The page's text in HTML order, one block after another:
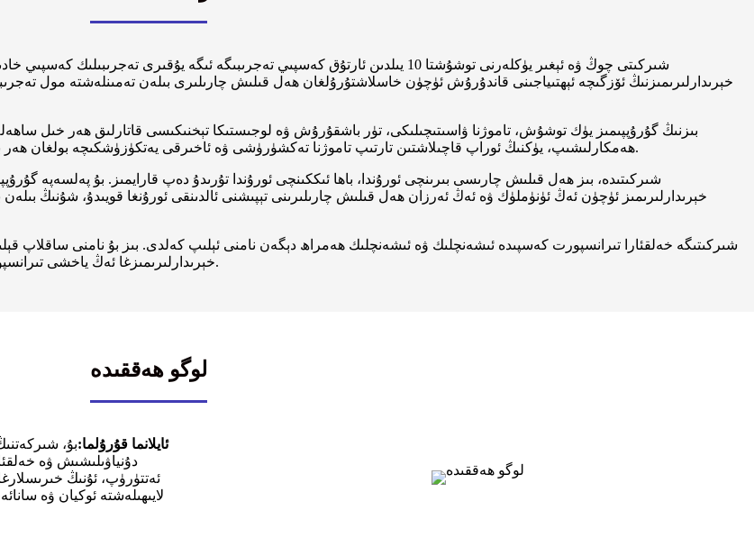
خېرىدارلىرىمىزنىڭ ئۆزگىچە ئېھتىياجىنى قاندۇرۇش ئۈچۈن خاسلاشتۇرۇلغان ھەل قىلىش چارىلىرى بىلەن تەمىنلەشتە مول
بىزنىڭ گۇرۇپپىمىز يۈك توشۇش، تاموژنا ۋاسىتىچىلىكى، تۈر باشقۇرۇش ۋە لوجىستىكا تېخنىكىسى قاتارلىق ھەر خىل
ھەمكارلىشىپ، يۈكنىڭ ئوراپ قاچىلاشتىن تارتىپ تاموژنا تەكشۈرۈشى ۋە ئاخىرقى يەتكۈزۈشكىچە بولغان ھەر بىر جەھەتنى كۆزدە تۇتقان ئومۇميۈزلۈك لوجىستىكا پىلانلىرىنى تۈزۈپ چىقىدۇ.
خېرىدارلىرىمىز ئۈچۈن ئەڭ ئۈنۈملۈك ۋە ئەڭ ئەرزان ھەل قىلىش چارىلىرىنى تېپىشنى ئالدىنقى ئورۇنغا قويىدۇ، شۇنىڭ بىلەن
خېرىدارلىرىمىزغا ئەڭ ياخشى تىرانسپورت ھەل قىلىش چارىلىرى بىلەن تەمىنلەشنى داۋاملاشتۇرۇشقا ۋەدە بېرىمىز.
لوگو ھەققىدە
ئايلانما قۇرۇلما:بۇ،
دۇنياۋىلىشىش ۋە
ئەتتۈرۈپ، ئۇنىڭ
لايىھىلەشتە ئوكيان ۋە